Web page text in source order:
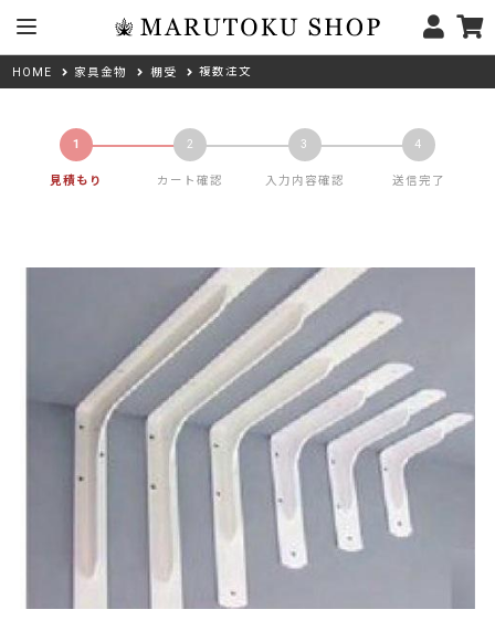
HOME 家具金物 棚受 複数注文
見積もり カート確認 入力内容確認 送信完了